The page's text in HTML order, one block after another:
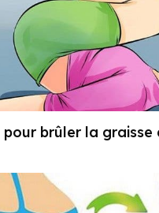
pour brûler la graisse